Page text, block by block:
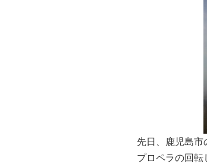
先日、鹿児島市
プロペラの回転